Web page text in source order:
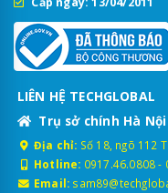
LIÊN HỆ TECHGLOBAL
Trụ sở chính Hà Nội
Địa chỉ: Số 18, ngõ 112
Hotline: 0917.46.0808-
Email: